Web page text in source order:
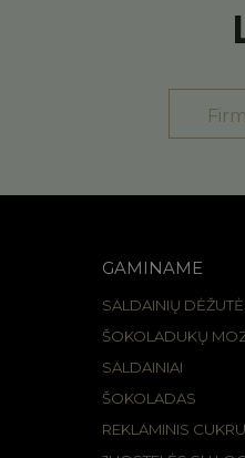
GAMINAME
SALDAINIŲ
ŠOKOLADUKŲ
SALDAINIAI
ŠOKOLADAS
REKLAMINIS